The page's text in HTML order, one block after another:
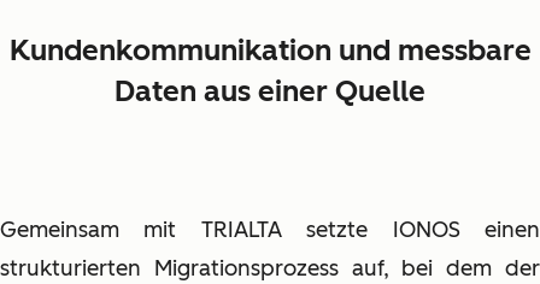
Kundenkommunikation und messbare
Daten aus einer Quelle
Gemeinsam mit TRIALTA setzte IONOS einen
strukturierten Migrationsprozess auf, bei dem der